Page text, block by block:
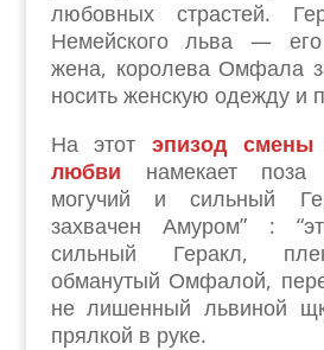
любовных страстей.
Немейского льва —
жена, королева Омфала
носить женскую одежду и
На этотэпизод
любви намекает поза
могучий и сильный
захвачен Амуром” :
сильный Геракл,
обманутый Омфалой,
не лишенный львиной
прялкой в руке.